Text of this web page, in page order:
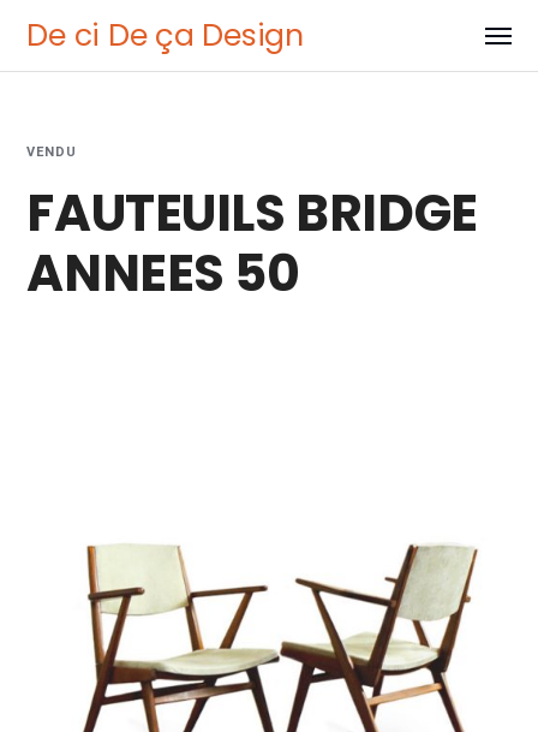
De ci De ça Design
VENDU
FAUTEUILS BRIDGE
ANNEES 50